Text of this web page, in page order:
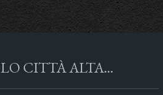
CITTÀ ALTA…